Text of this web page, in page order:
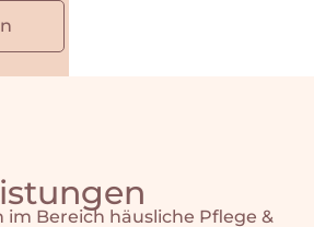
im Bereich häusliche Pflege &